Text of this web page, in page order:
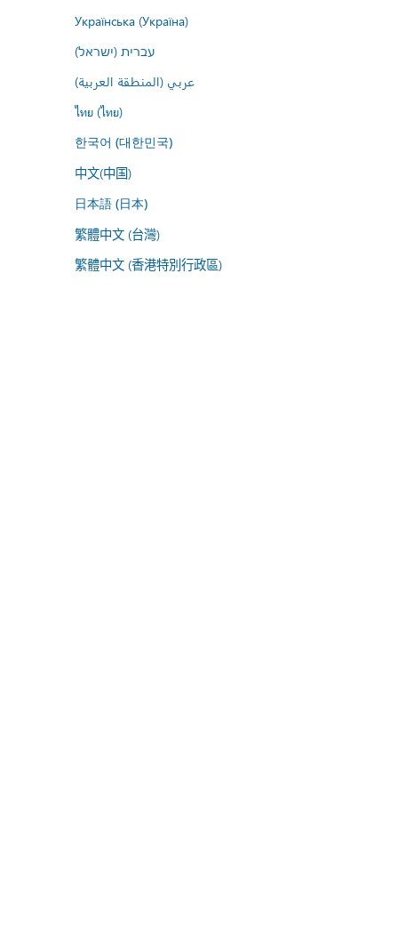
Українська (Україна)
עברית (ישראל)
عربي (المنطقة العربية)
ไทย (ไทย)
한국어 (대한민국)
中文(中国)
日本語 (日本)
繁體中文 (台灣)
繁體中文 (香港特別行政區)